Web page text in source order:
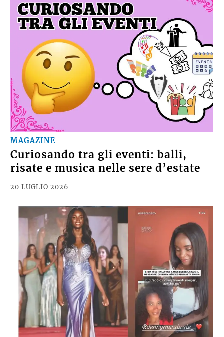
MAGAZINE
Curiosando tra gli eventi: balli,
risate e musica nelle sere d’estate
20 LUGLIO 2026